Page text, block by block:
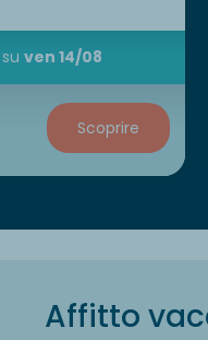
su ven 14/08
Scoprire
Affitto